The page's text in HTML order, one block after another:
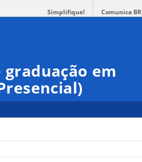
Simplifique! Comunica BR
em